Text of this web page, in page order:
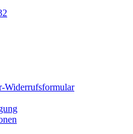
Widerrufsformular